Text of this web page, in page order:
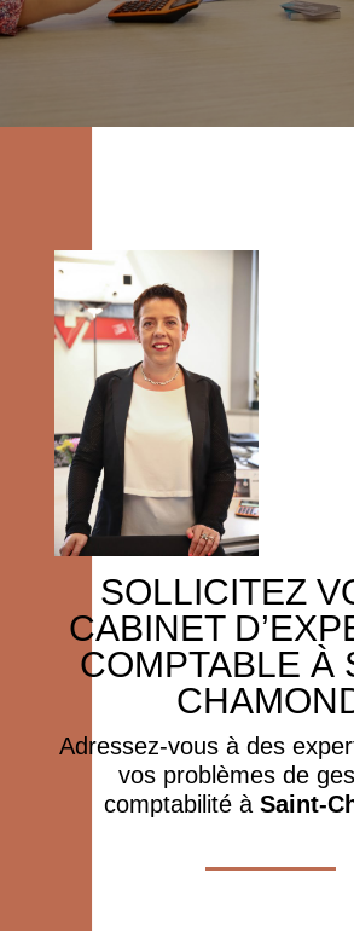
SOLLICITEZ
CABINET
COMPTABLE À
Adressez-vous à des
vos problèmes de
comptabilité à Saint-